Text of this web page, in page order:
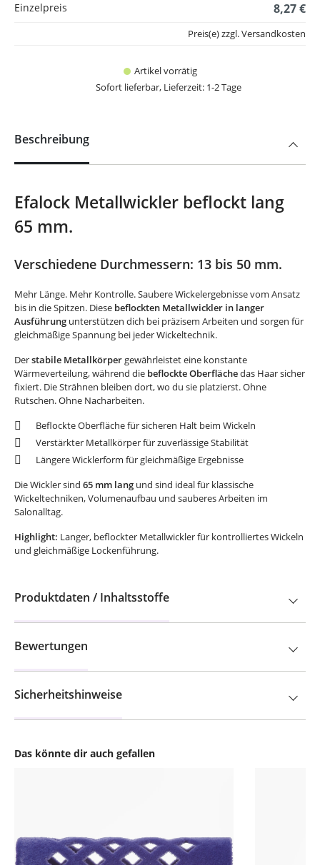
Einzelpreis
8,27 €
Artikel vorrätig
Sofort lieferbar, Lieferzeit: 1-2 Tage
Preis(e) zzgl. Versandkosten
Das könnte dir auch gefallen
Beschreibung
Efalock Metallwickler beflockt lang
65 mm.
Verschiedene Durchmessern: 13 bis 50 mm.
Mehr Länge. Mehr Kontrolle. Saubere Wickelergebnisse vom Ansatz
bis in die Spitzen. Diese beflockten Metallwickler in langer
Ausführung unterstützen dich bei präzisem Arbeiten und sorgen für
gleichmäßige Spannung bei jeder Wickeltechnik.
Derstabile Metallkörpergewährleistet eine konstante
Wärmeverteilung, während die beflockte Oberflächedas Haar sicher
fixiert. Die Strähnen bleiben dort, wo du sie platzierst. Ohne
Rutschen. Ohne Nacharbeiten.
Beflockte Oberfläche für sicheren Halt beim Wickeln
Verstärkter Metallkörper für zuverlässige Stabilität
Längere Wicklerform für gleichmäßige Ergebnisse
Die Wickler sind 65 mm lang und sind ideal für klassische
Wickeltechniken, Volumenaufbau und sauberes Arbeiten im
Salonalltag.
Highlight: Langer, beflockter Metallwickler für kontrolliertes Wickeln
und gleichmäßige Lockenführung.
Produktdaten / Inhaltsstoffe
Bewertungen
Sicherheitshinweise